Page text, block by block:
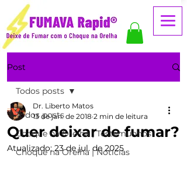
Post
Todos posts
Choque na Orelha | Testemunhos
Choque na Orelha | Notícias
Todos posts
Quer deixar de fumar?
Dr. Liberto Matos
13 de jan. de 2018 2 min de leitura
Atualizado:23 de jul. de 2025